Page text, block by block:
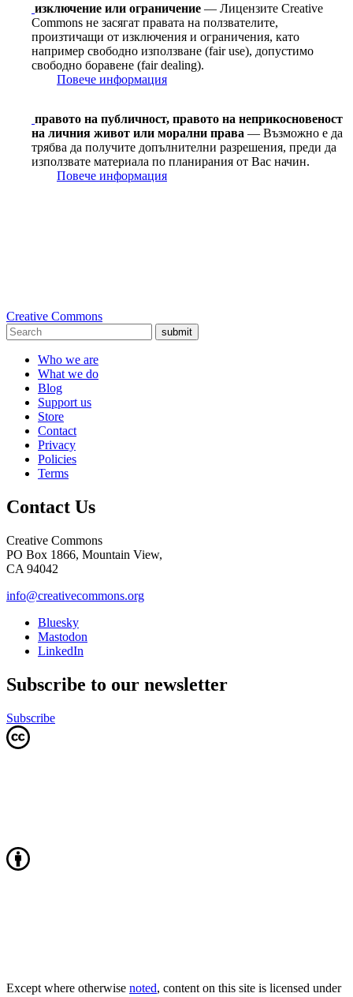
изключение или ограничение — Лицензите Creative
Commons не засягат правата на ползвателите,
произтичащи от изключения и ограничения, като
например свободно използване (fair use), допустимо
свободно боравене (fair dealing).
Повече информация
правото на публичност, правото на неприкосновеност
на личния живот или морални права — Възможно е да
трябва да получите допълнителни разрешения, преди да
използвате материала по планирания от Вас начин.
Повече информация
Creative Commons
submit
Who we are
What we do
Blog
Support us
Store
Contact
Privacy
Policies
Terms
Contact Us
Creative Commons
PO Box 1866, Mountain View,
CA 94042
info@creativecommons.org
Bluesky
Mastodon
LinkedIn
Subscribe to our newsletter
Subscribe
Except where otherwise noted, content on this site is licensed under